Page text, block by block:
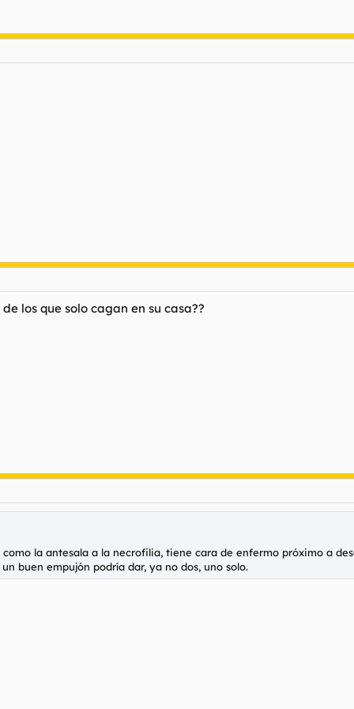
los que solo cagan en su casa??
la antesala a la necrofilia, tiene cara de enfermo próximo a
buen empujón podría dar, ya no dos, uno solo.